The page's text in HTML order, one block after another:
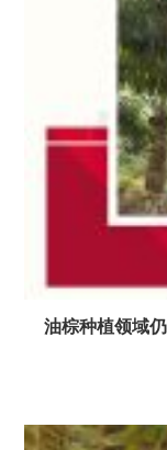
油棕种植领域